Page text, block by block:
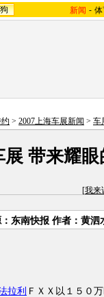
新闻 -
> 2007上海车展新闻 > 车
带来耀
[我来
东南快报 作者：黄泗
拉利 ＦＸＸ以１５０